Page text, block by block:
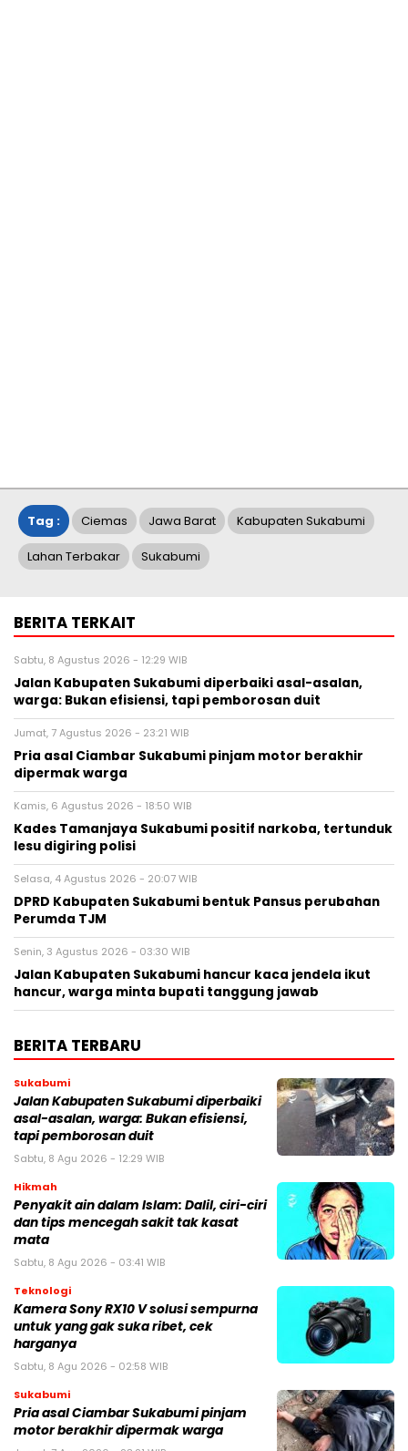
Tag : Ciemas Jawa Barat Kabupaten Sukabumi
Lahan Terbakar Sukabumi
BERITA TERKAIT
Sabtu, 8 Agustus 2026 - 12:29 WIB
Jalan Kabupaten Sukabumi diperbaiki asal-asalan,
warga: Bukan efisiensi, tapi pemborosan duit
Jumat, 7 Agustus 2026 - 23:21 WIB
Pria asal Ciambar Sukabumi pinjam motor berakhir
dipermak warga
Kamis, 6 Agustus 2026 - 18:50 WIB
Kades Tamanjaya Sukabumi positif narkoba, tertunduk
lesu digiring polisi
Selasa, 4 Agustus 2026 - 20:07 WIB
DPRD Kabupaten Sukabumi bentuk Pansus perubahan
Perumda TJM
Senin, 3 Agustus 2026 - 03:30 WIB
Jalan Kabupaten Sukabumi hancur kaca jendela ikut
hancur, warga minta bupati tanggung jawab
BERITA TERBARU
Sukabumi
Jalan Kabupaten Sukabumi diperbaiki
asal-asalan, warga: Bukan efisiensi,
tapi pemborosan duit
Sabtu, 8 Agu 2026 - 12:29 WIB
Hikmah
Penyakit ain dalam Islam: Dalil, ciri-ciri
dan tips mencegah sakit tak kasat
mata
Sabtu, 8 Agu 2026 - 03:41 WIB
Teknologi
Kamera Sony RX10 V solusi sempurna
untuk yang gak suka ribet, cek
harganya
Sabtu, 8 Agu 2026 - 02:58 WIB
Sukabumi
Pria asal Ciambar Sukabumi pinjam
motor berakhir dipermak warga